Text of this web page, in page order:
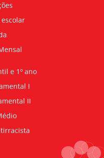
e 1º ano
I
II